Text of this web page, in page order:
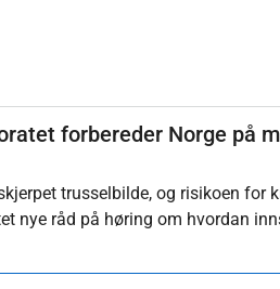
forbereder Norge på
trusselbilde, og risikoen for
nye råd på høring om hvordan